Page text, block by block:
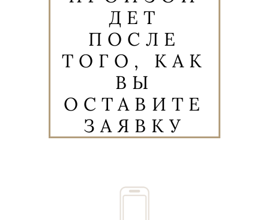
ДЕТ
ПОСЛЕ
ТОГО, КАК
ВЫ
ОСТАВИТЕ
ЗАЯВКУ